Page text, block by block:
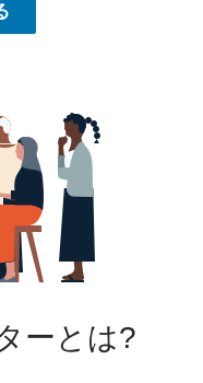
ーとは?